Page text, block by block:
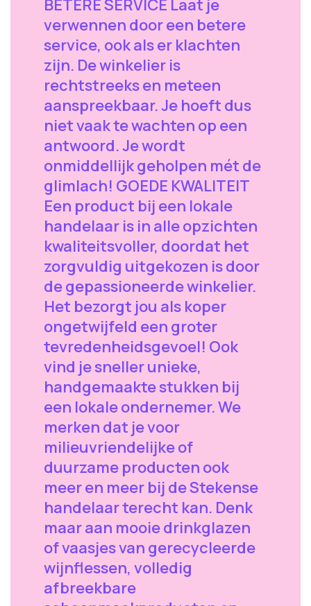
BETERE SERVICE Laat je
verwennen door een betere
service, ook als er klachten
zijn. De winkelier is
rechtstreeks en meteen
aanspreekbaar. Je hoeft dus
niet vaak te wachten op een
antwoord. Je wordt
onmiddellijk geholpen mét de
glimlach! GOEDE KWALITEIT
Een product bij een lokale
handelaar is in alle opzichten
kwaliteitsvoller, doordat het
zorgvuldig uitgekozen is door
de gepassioneerde winkelier.
Het bezorgt jou als koper
ongetwijfeld een groter
tevredenheidsgevoel! Ook
vind je sneller unieke,
handgemaakte stukken bij
een lokale ondernemer. We
merken dat je voor
milieuvriendelijke of
duurzame producten ook
meer en meer bij de Stekense
handelaar terecht kan. Denk
maar aan mooie drinkglazen
of vaasjes van gerecycleerde
wijnflessen, volledig
afbreekbare